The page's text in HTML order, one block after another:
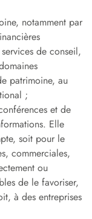
notamment par
de conseil,
patrimoine, au
;
et de
Elle
soit pour le
commerciales,
ou
de le favoriser,
à des entreprises